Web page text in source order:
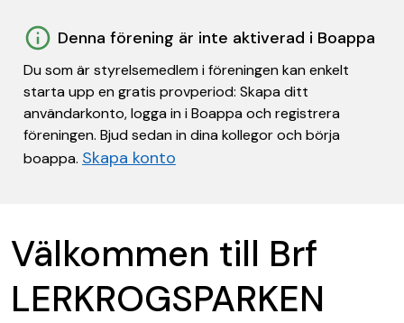
Denna förening är inte aktiverad i Boappa
Du som är styrelsemedlem i föreningen kan enkelt
starta upp en gratis provperiod: Skapa ditt
användarkonto, logga in i Boappa och registrera
föreningen. Bjud sedan in dina kollegor och börja
boappa. Skapa konto
Välkommen till Brf
LERKROGSPARKEN